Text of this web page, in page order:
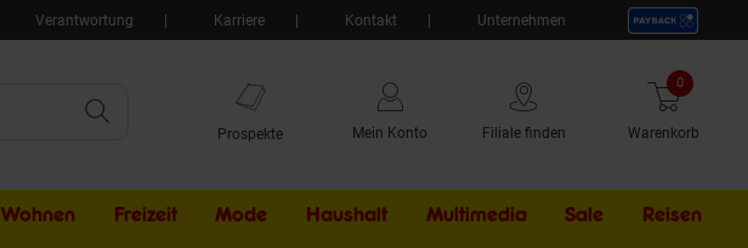
Verantwortung Karriere Kontakt Unternehmen
Prospekte Mein Konto Filiale finden Warenkorb
0 Artikel
Wohnen Freizeit Mode Haushalt Multimedia Sale Externer
Reisen